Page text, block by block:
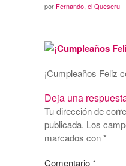
por Fernando, el Queseru
¡Cumpleaños Feliz
Deja una
Tu dirección de
publicada. Los
marcados con*
Comentario*